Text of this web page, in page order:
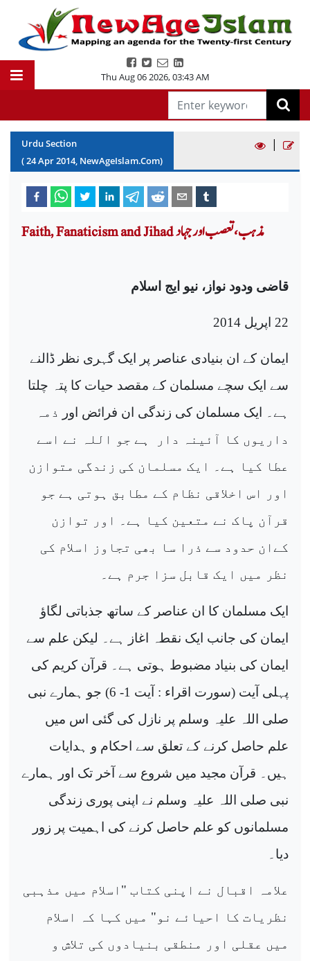
Thu Aug 06 2026,03:43 AM
Urdu Section
(24Apr2014, NewAgeIslam.Com)
|
Faith, Fanaticism and Jihad مذہب، تعصب اور جہاد
قاضی ودود نواز، نیو ایج اسلام
22 اپریل 2014
ایمان کے ان بنیادی عناصر پر ایک گہری نظر ڈالنے
سے ایک سچے مسلمان کے مقصد حیات کا پتہ چلتا
ہے۔ ایک مسلمان کی زندگی ان فرائض اور ذمہ
داریوں کا آئینہ دار
ہے جو اللہ نے اسے
عطا کیا ہے۔ ایک مسلمان کی زندگی متوازن
اور اس اخلاقی نظام کے مطابق ہوتی ہے جو
قرآن پاک نے متعین کیا ہے۔ اور توازن
کےان حدود سے ذرا سا بھی تجاوز اسلام کی
نظر میں ایک قابل سزا جرم ہے۔
ایک مسلمان کا ان عناصر کے ساتھ جذباتی لگاؤ
ایمان کی جانب ایک نقطہ اغاز ہے۔ لیکن علم سے
ایمان کی بنیاد مضبوط ہوتی ہے۔ قرآن کریم کی
پہلی آیت (سورت اقراء : آیت 1- 6) جو ہمارے نبی
صلی اللہ علیہ وسلم پر نازل کی گئی اس میں
علم حاصل کرنے کے تعلق سے احکام و ہدایات
ہیں۔ قرآن مجید میں شروع سے آخر تک اور ہمارے
نبی صلی اللہ علیہ وسلم نے اپنی پوری زندگی
مسلمانوں کو علم حاصل کرنے کی اہمیت پر زور
دیا۔
علامہ اقبال نے اپنی کتاب "اسلام میں مذہبی
نظریات کا احیائے نو" میں کہا کہ اسلام
میں عقلی اور منطقی بنیادوں کی تلاش و